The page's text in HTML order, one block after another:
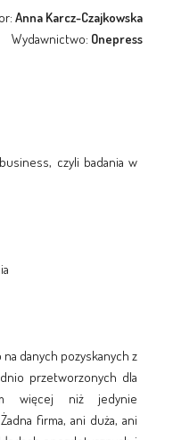
Anna Karcz-Czajkowska
Wydawnictwo: Onepress
czyli badania w
danych pozyskanych z
przetworzonych dla
więcej niż jedynie
firma, ani duża, ani